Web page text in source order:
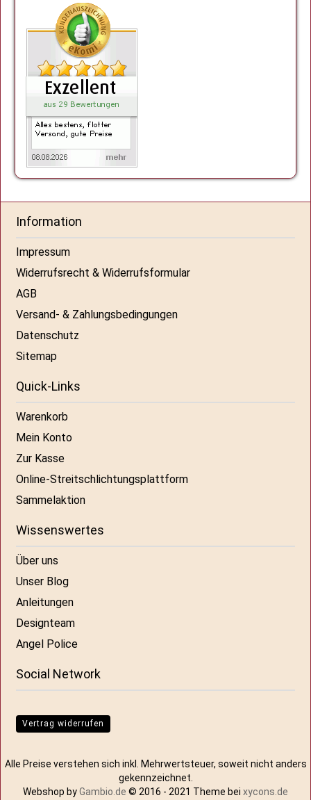
Information
Impressum
Widerrufsrecht & Widerrufsformular
AGB
Versand- & Zahlungsbedingungen
Datenschutz
Sitemap
Quick-Links
Warenkorb
Mein Konto
Zur Kasse
Online-Streitschlichtungsplattform
Sammelaktion
Wissenswertes
Über uns
Unser Blog
Anleitungen
Designteam
Angel Police
Social Network
Vertrag widerrufen
Alle Preise verstehen sich inkl. Mehrwertsteuer, soweit nicht anders
gekennzeichnet.
Webshop byGambio.de © 2016 - 2021 Theme bei xycons.de